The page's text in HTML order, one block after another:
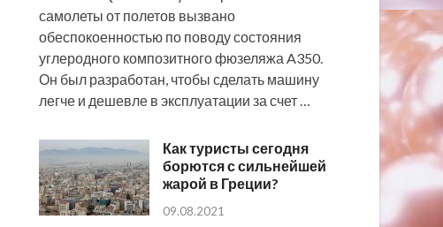
самолеты от полетов вызвано
обеспокоенностью по поводу состояния
углеродного композитного фюзеляжа A350.
Он был разработан, чтобы сделать машину
легче и дешевле в эксплуатации за счет …
Как туристы сегодня
борются с сильнейшей
жарой в Греции?
09.08.2021